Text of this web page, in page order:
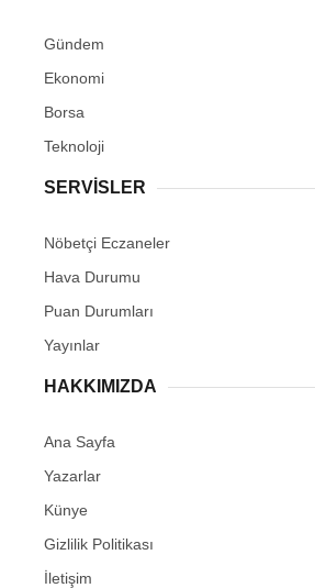
Gündem
Ekonomi
Borsa
Teknoloji
SERVİSLER
Nöbetçi Eczaneler
Hava Durumu
Puan Durumları
Yayınlar
HAKKIMIZDA
Ana Sayfa
Yazarlar
Künye
Gizlilik Politikası
İletişim